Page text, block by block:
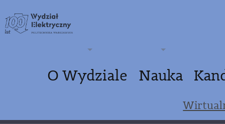
O Wydziale Nauka